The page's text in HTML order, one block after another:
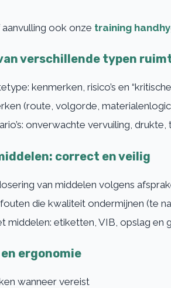
ook onze training
verschillende typen
kenmerken, risico’s en
(route, volgorde,
onverwachte vervuiling, drukte,
correct en veilig
van middelen volgens
die kwaliteit ondermijnen (te
middelen: etiketten, VIB, opslag en
ergonomie
wanneer vereist